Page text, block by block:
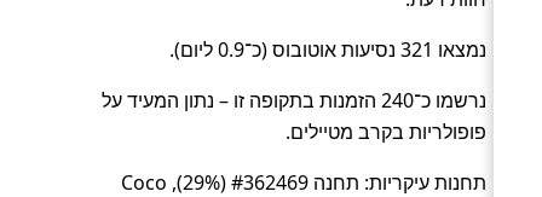
נמצאו 321 נסיעות אוטובוס (כ־0.9 ליום).
נרשמו כ־240 הזמנות בתקופה זו – נתון המעיד על
פופולריות בקרב מטיילים.
תחנות עיקריות: תחנה #362469 (29%), Coco